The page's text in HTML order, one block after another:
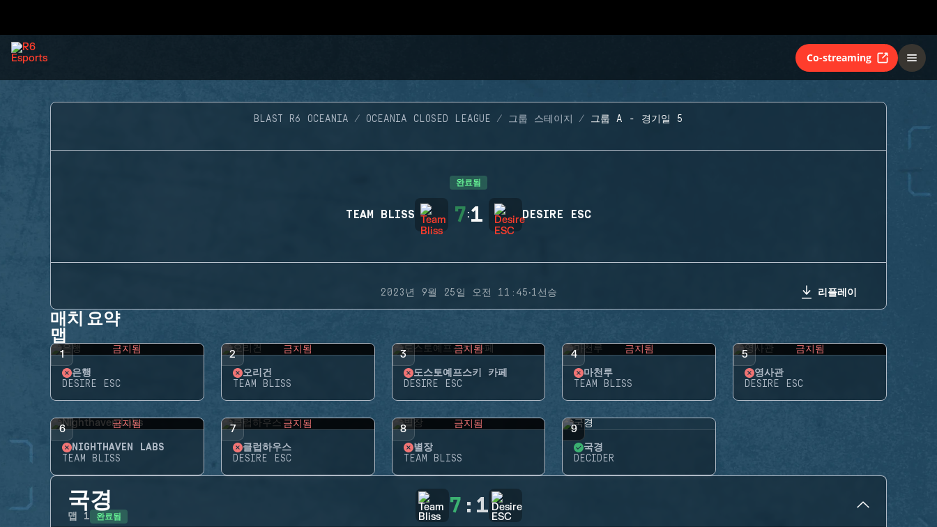
Co-streaming
BLAST R6 OCEANIA OCEANIA CLOSED LEAGUE 그룹 스테이지 그룹 A - 경기일 5
완료됨
TEAM BLISS 7:1 DESIRE ESC
2023년 9월 25일 오전 11:45·1선승 리플레이
매치 요약
맵
1 금지됨
은행
DESIRE ESC
2 금지됨
오리건
TEAM BLISS
3 금지됨
도스토예프스키 카페
DESIRE ESC
4 금지됨
마천루
TEAM BLISS
5 금지됨
영사관
DESIRE ESC
6 금지됨
NIGHTHAVEN LABS
TEAM BLISS
7 금지됨
클럽하우스
DESIRE ESC
8 금지됨
별장
TEAM BLISS
9
국경
DECIDER
국경
맵 1 완료됨 7 : 1